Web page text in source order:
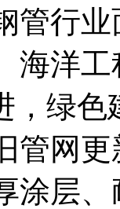
管行
海洋
，绿
管网
涂层